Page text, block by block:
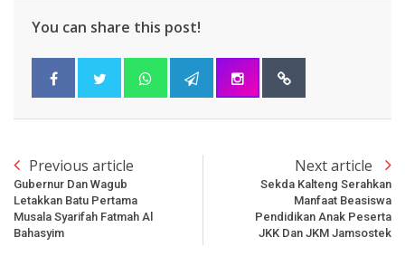
You can share this post!
Previous article
Gubernur Dan Wagub
Letakkan Batu Pertama
Musala Syarifah Fatmah Al
Bahasyim
Next article
Sekda Kalteng Serahkan
Manfaat Beasiswa
Pendidikan Anak Peserta
JKK Dan JKM Jamsostek